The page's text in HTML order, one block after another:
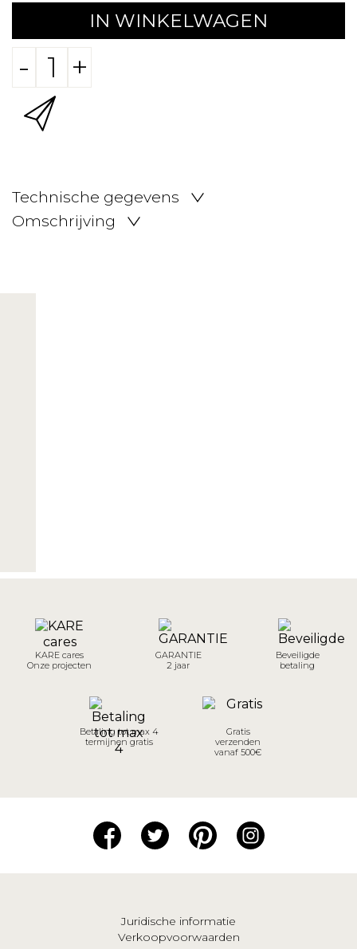
IN WINKELWAGEN
- +
Technische gegevens
Omschrijving
KARE cares
Onze projecten
GARANTIE
2 jaar
Beveiligde
betaling
Betaling tot max 4
termijnen gratis
Gratis
verzenden
vanaf 500€
Juridische informatie
Verkoopvoorwaarden